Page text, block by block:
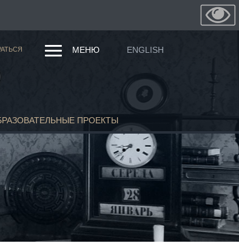
МЕНЮ ENGLISH
ПРОЕКТЫ